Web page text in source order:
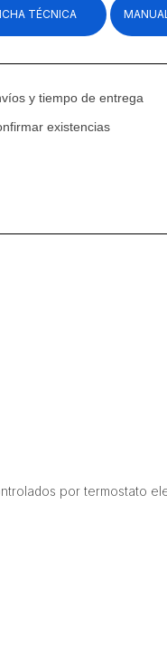
TÉCNICA
y tiempo de entrega
existencias
por termostato